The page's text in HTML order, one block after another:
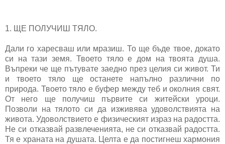
1. ЩЕ ПОЛУЧИШ ТЯЛО.
Дали го харесваш или мразиш. То ще бъде твое, докато
си на тази земя. Твоето тяло е дом на твоята душа.
Въпреки че ще пътувате заедно през целия си живот. Ти
и твоето тяло ще останете напълно различни по
природа. Твоето тяло е буфер между теб и околния свят.
От него ще получиш първите си житейски уроци.
Позволи на тялото си да изживява удоволствията на
живота. Удоволствието е физическият израз на радостта.
Не си отказвай развлеченията, не си отказвай радостта.
Тя е храната на душата. Целта е да постигнеш хармония